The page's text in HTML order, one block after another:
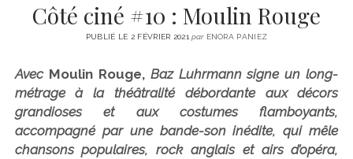
Côté ciné #10 : Moulin Rouge
PUBLIÉ LE 2 FÉVRIER 2021parENORA PANIEZ
Avec Moulin Rouge, Baz Luhrmann signe un long-
métrage à la théâtralité débordante aux décors
grandioses et aux costumes flamboyants,
accompagné par une bande-son inédite, qui mêle
chansons populaires, rock anglais et airs d’opéra,